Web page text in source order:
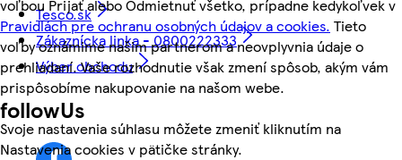
voľbou Prijať alebo Odmietnuť všetko, prípadne kedykoľvek v
Pravidlách pre ochranu osobných údajov a cookies. Tieto
voľby oznámime našim partnerom a neovplyvnia údaje o
prehliadaní. Vaše rozhodnutie však zmení spôsob, akým vám
prispôsobíme nakupovanie na našom webe.
Svoje nastavenia súhlasu môžete zmeniť kliknutím na
Nastavenia cookies v pätičke stránky.
Tesco.sk
Zákaznícka linka - 0800222333
Výber obchodu
followUs